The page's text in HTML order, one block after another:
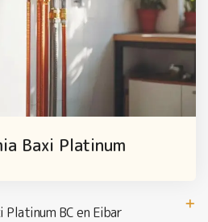
Baxi Platinum
BC en Eibar